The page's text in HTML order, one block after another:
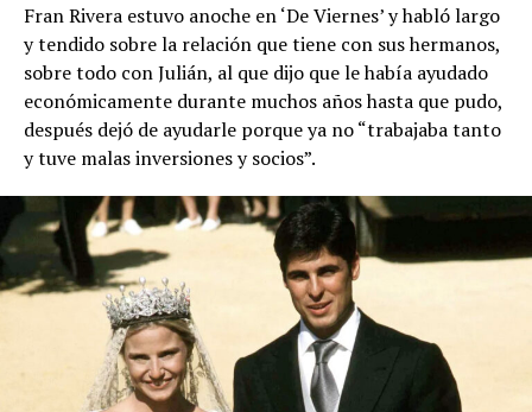
Fran Rivera estuvo anoche en ‘De Viernes’ y habló largo
y tendido sobre la relación que tiene con sus hermanos,
sobre todo con Julián, al que dijo que le había ayudado
económicamente durante muchos años hasta que pudo,
después dejó de ayudarle porque ya no “trabajaba tanto
y tuve malas inversiones y socios”.